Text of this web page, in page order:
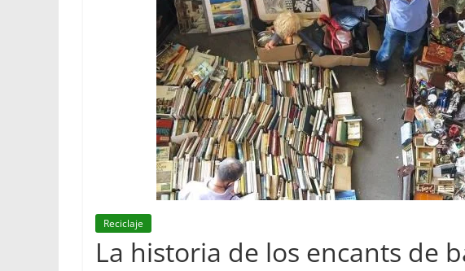
Reciclaje
La historia de los encants de